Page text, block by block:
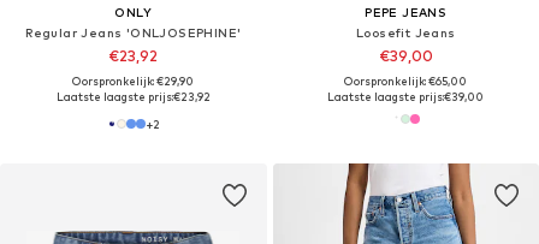
ONLY
Regular Jeans 'ONLJOSEPHINE'
€23,92
Oorspronkelijk: €29,90
Laatste laagste prijs:€23,92
+2
PEPE JEANS
Loosefit Jeans
€39,00
Oorspronkelijk: €65,00
Laatste laagste prijs:€39,00